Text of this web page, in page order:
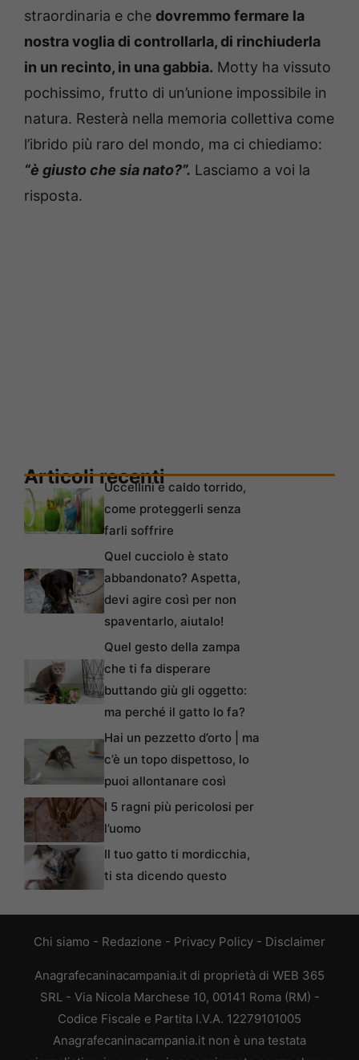
straordinaria e che dovremmo fermare la
nostra voglia di controllarla, di rinchiuderla
in un recinto, in una gabbia. Motty ha vissuto
pochissimo, frutto di un’unione impossibile in
natura. Resterà nella memoria collettiva come
l’ibrido più raro del mondo, ma ci chiediamo:
“è giusto che sia nato?”. Lasciamo a voi la
risposta.
Articoli recentiUccellini e caldo torrido,
come proteggerli senza
farli soffrire
Quel cucciolo è stato
abbandonato? Aspetta,
devi agire così per non
spaventarlo, aiutalo!
Quel gesto della zampa
che ti fa disperare
buttando giù gli oggetto:
ma perché il gatto lo fa?
Hai un pezzetto d’orto | ma
c’è un topo dispettoso, lo
puoi allontanare così
I 5 ragni più pericolosi per
l’uomo
Il tuo gatto ti mordicchia,
ti sta dicendo questo
Chi siamo - Redazione - Privacy Policy - Disclaimer
Anagrafecaninacampania.it di proprietà di WEB 365
SRL - Via Nicola Marchese 10, 00141 Roma (RM) -
Codice Fiscale e Partita I.V.A. 12279101005
Anagrafecaninacampania.it non è una testata